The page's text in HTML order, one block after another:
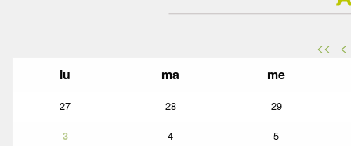
<< <
lu
ma me
27 28 29
3 4
5